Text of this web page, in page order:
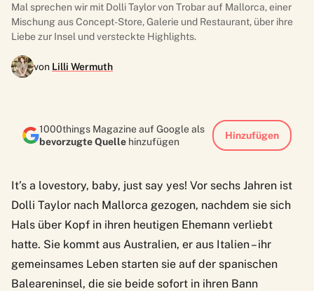
Mal sprechen wir mit Dolli Taylor von Trobar auf Mallorca, einer
Mischung aus Concept-Store, Galerie und Restaurant, über ihre
Liebe zur Insel und versteckte Highlights.
von Lilli Wermuth
1000things Magazine auf Google als
bevorzugte Quelle hinzufügen
Hinzufügen
It’s a lovestory, baby, just say yes! Vor sechs Jahren ist
Dolli Taylor nach Mallorca gezogen, nachdem sie sich
Hals über Kopf in ihren heutigen Ehemann verliebt
hatte. Sie kommt aus Australien, er aus Italien – ihr
gemeinsames Leben starten sie auf der spanischen
Baleareninsel, die sie beide sofort in ihren Bann